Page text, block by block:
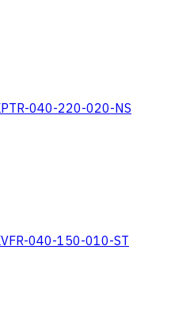
040-220-020-NS
040-150-010-ST